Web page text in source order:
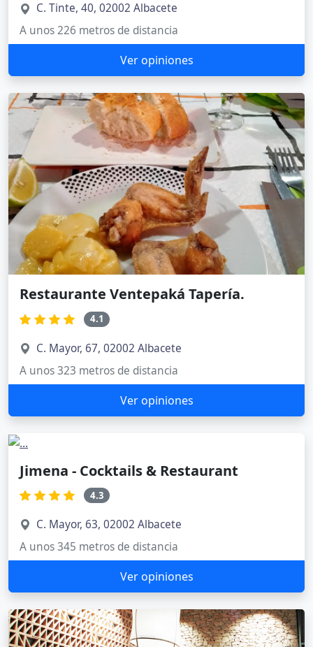
C. Tinte, 40, 02002 Albacete
A unos 226 metros de distancia
Ver opiniones
Restaurante Ventepaká Tapería.
4.1
C. Mayor, 67, 02002 Albacete
A unos 323 metros de distancia
Ver opiniones
Jimena - Cocktails & Restaurant
4.3
C. Mayor, 63, 02002 Albacete
A unos 345 metros de distancia
Ver opiniones